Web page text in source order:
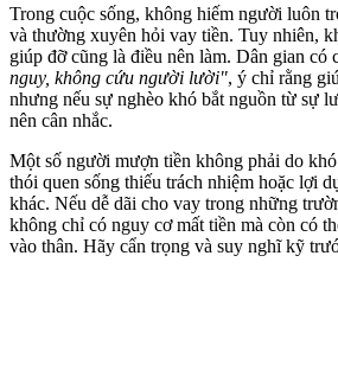
Trong cuộc sống, không hiếm người luôn
và thường xuyên hỏi vay tiền. Tuy nhiên,
giúp đỡ cũng là điều nên làm. Dân gian có
nguy, không cứu người lười", ý chỉ rằng
nhưng nếu sự nghèo khó bắt nguồn từ sự
nên cân nhắc.
Một số người mượn tiền không phải do
thói quen sống thiếu trách nhiệm hoặc lợi
khác. Nếu dễ dãi cho vay trong những
không chỉ có nguy cơ mất tiền mà còn có
vào thân. Hãy cẩn trọng và suy nghĩ kỹ